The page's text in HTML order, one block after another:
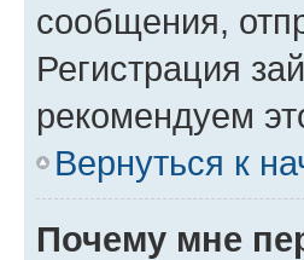
сообщения,
Регистрация
рекомендуем
Вернуться к
Почему мне